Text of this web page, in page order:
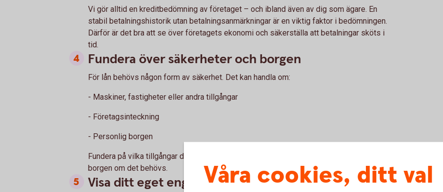
Vi gör alltid en kreditbedömning av företaget – och ibland även av dig som ägare. En
stabil betalningshistorik utan betalningsanmärkningar är en viktig faktor i bedömningen.
Därför är det bra att se över företagets ekonomi och säkerställa att betalningar sköts i
tid.
Fundera över säkerheter och borgen
För lån behövs någon form av säkerhet. Det kan handla om:
- Maskiner, fastigheter eller andra tillgångar
- Företagsinteckning
- Personlig borgen
Fundera på vilka tillgångar du kan använda, och om du är beredd att stå för en personlig
borgen om det behövs.
Visa ditt eget engagemangVåra cookies, ditt val